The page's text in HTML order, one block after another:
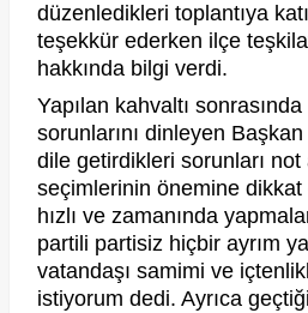
düzenledikleri toplantıya
teşekkür ederken ilçe
hakkında bilgi verdi.
Yapılan kahvaltı
sorunlarını dinleyen
dile getirdikleri sorunları not
seçimlerinin önemine dikkat
hızlı ve zamanında
partili partisiz hiçbir ayrım
vatandaşı samimi ve
istiyorum dedi. Ayrıca